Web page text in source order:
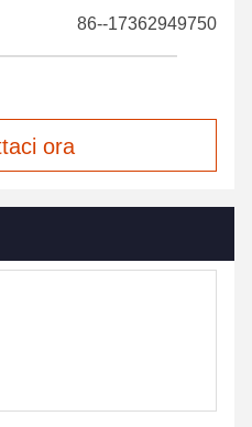
86--17362949750
ora